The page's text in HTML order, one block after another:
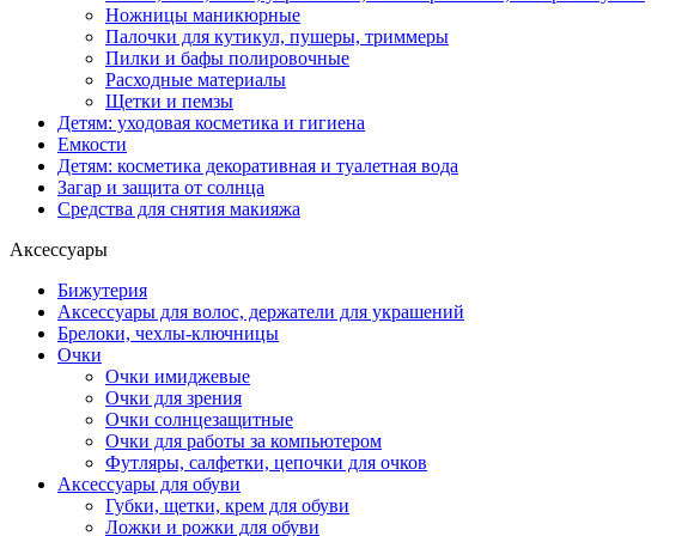
Ножницы маникюрные
Палочки для кутикул, пушеры, триммеры
Пилки и бафы полировочные
Расходные материалы
Щетки и пемзы
Детям: уходовая косметика и гигиена
Емкости
Детям: косметика декоративная и туалетная вода
Загар и защита от солнца
Средства для снятия макияжа
Аксессуары
Бижутерия
Аксессуары для волос, держатели для украшений
Брелоки, чехлы-ключницы
Очки
Очки имиджевые
Очки для зрения
Очки солнцезащитные
Очки для работы за компьютером
Футляры, салфетки, цепочки для очков
Аксессуары для обуви
Губки, щетки, крем для обуви
Ложки и рожки для обуви